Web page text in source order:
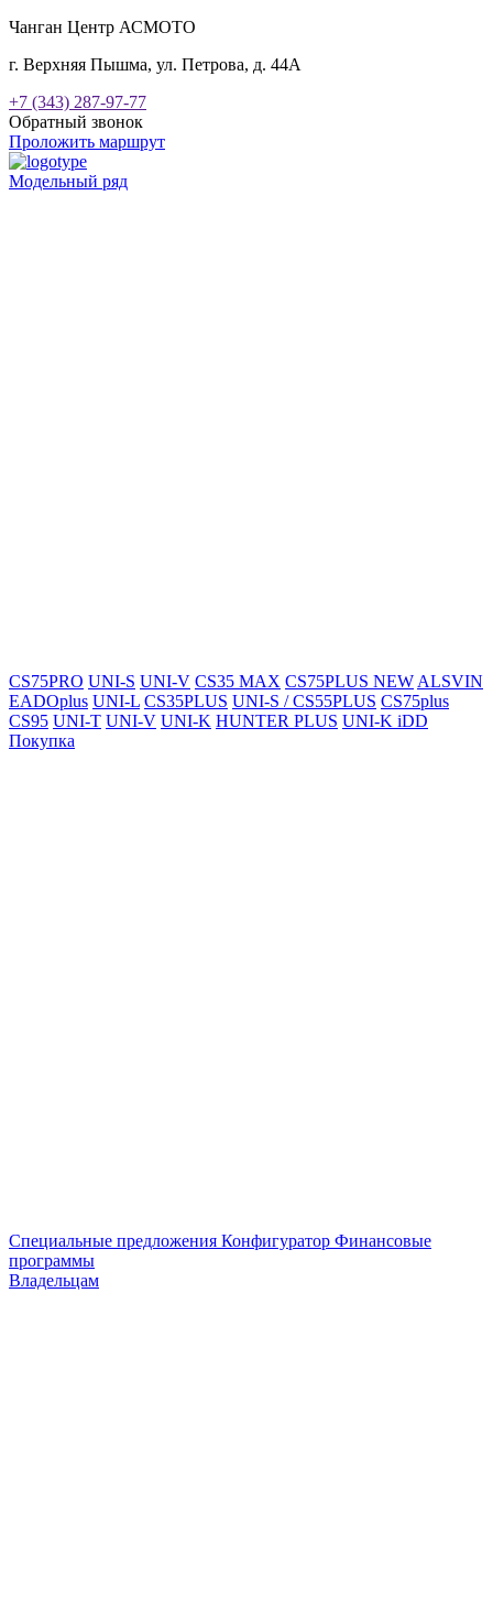
Чанган Центр АСМОТО
г. Верхняя Пышма, ул. Петрова, д. 44А
+7 (343) 287-97-77
Обратный звонок
Проложить маршрут
Модельный ряд
CS75PRO UNI-S UNI-V CS35 MAX CS75PLUS NEW ALSVIN
EADOplus UNI-L CS35PLUS UNI-S / CS55PLUS CS75plus
CS95 UNI-T UNI-V UNI-K HUNTER PLUS UNI-K iDD
Покупка
Специальные предложения Конфигуратор Финансовые
программы
Владельцам